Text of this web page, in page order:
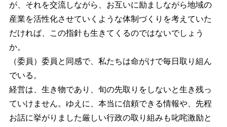
が、それを交流しながら、お互いに励ましながら地域の
産業を活性化させていくような体制づくりを考えていた
だければ、この指針も生きてくるのではないでしょう
か。
（委員）委員と同感で、私たちは命がけで毎日取り組ん
でいる。
経営は、生き物であり、旬の先取りをしないと生き残っ
ていけません。ゆえに、本当に信頼できる情報や、先程
お話に挙がりました厳しい行政の取り組みも叱咤激励と